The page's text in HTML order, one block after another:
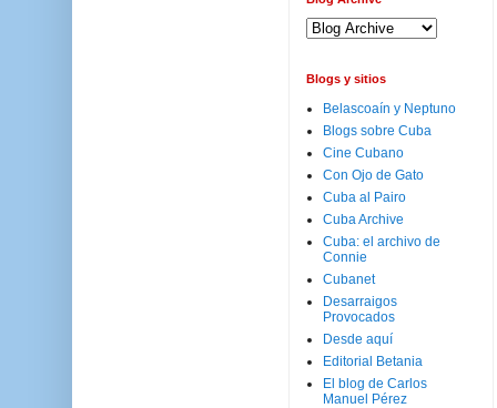
Blogs y sitios
Belascoaín y Neptuno
Blogs sobre Cuba
Cine Cubano
Con Ojo de Gato
Cuba al Pairo
Cuba Archive
Cuba: el archivo de
Connie
Cubanet
Desarraigos
Provocados
Desde aquí
Editorial Betania
El blog de Carlos
Manuel Pérez